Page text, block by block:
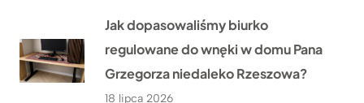
Jak dopasowaliśmy biurko
regulowane do wnęki w domu Pana
Grzegorza niedaleko Rzeszowa?
18 lipca 2026